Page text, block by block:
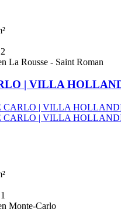
2
La Rousse - Saint Roman
| VILLA
1
Monte-Carlo